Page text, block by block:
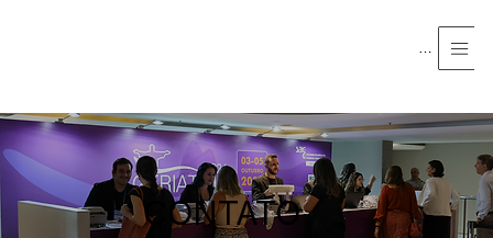
Menu
CONTATO